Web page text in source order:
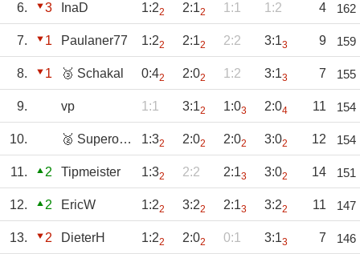
6. 3 InaD 1:22 2:12 1:1 1:2 4 162
7. 1 Paulaner77 1:22 2:12 2:2 3:13 9 159
8. 1 🥉 Schakal 0:42 2:02 1:2 3:13 7 155
9. vp 1:1 3:12 1:03 2:04 11 154
10. 🥈 Superollie 1:32 2:02 2:02 3:02 12 154
11. 2 Tipmeister 1:32 2:2 2:13 3:02 14 151
12. 2 EricW 1:22 3:22 2:13 3:22 11 147
13. 2 DieterH 1:22 2:02 0:1 3:13 7 146